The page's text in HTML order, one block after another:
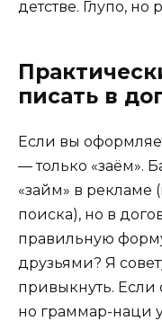
детстве. Глупо, но
писать в
Если вы
— только «заём».
«займ» в рекламе
поиска), но в
правильную
друзьями? Я
привыкнуть. Если
но граммар-наци